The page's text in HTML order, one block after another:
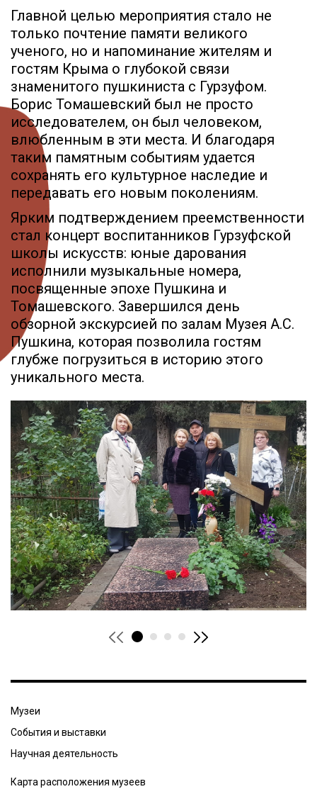
Главной целью мероприятия стало не
только почтение памяти великого
ученого, но и напоминание жителям и
гостям Крыма о глубокой связи
знаменитого пушкиниста с Гурзуфом.
Борис Томашевский был не просто
исследователем, он был человеком,
влюбленным в эти места. И благодаря
таким памятным событиям удается
сохранять его культурное наследие и
передавать его новым поколениям.
Ярким подтверждением преемственности
стал концерт воспитанников Гурзуфской
школы искусств: юные дарования
исполнили музыкальные номера,
посвященные эпохе Пушкина и
Томашевского. Завершился день
обзорной экскурсией по залам Музея А.С.
Пушкина, которая позволила гостям
глубже погрузиться в историю этого
уникального места.
Музеи
События и выставки
Научная деятельность
Карта расположения музеев